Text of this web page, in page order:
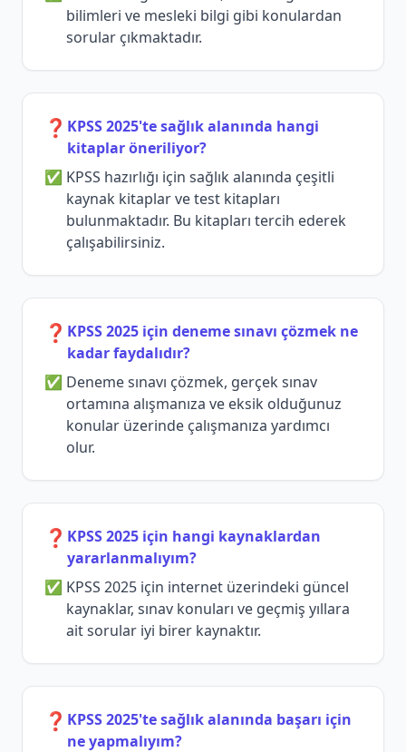
bilimleri ve mesleki bilgi gibi konulardan
sorular çıkmaktadır.
❓ KPSS 2025'te sağlık alanında hangi
kitaplar öneriliyor?
KPSS hazırlığı için sağlık alanında çeşitli
kaynak kitaplar ve test kitapları
bulunmaktadır. Bu kitapları tercih ederek
çalışabilirsiniz.
❓ KPSS 2025 için deneme sınavı çözmek ne
kadar faydalıdır?
Deneme sınavı çözmek, gerçek sınav
ortamına alışmanıza ve eksik olduğunuz
konular üzerinde çalışmanıza yardımcı
olur.
❓ KPSS 2025 için hangi kaynaklardan
yararlanmalıyım?
KPSS 2025 için internet üzerindeki güncel
kaynaklar, sınav konuları ve geçmiş yıllara
ait sorular iyi birer kaynaktır.
❓ KPSS 2025'te sağlık alanında başarı için
ne yapmalıyım?